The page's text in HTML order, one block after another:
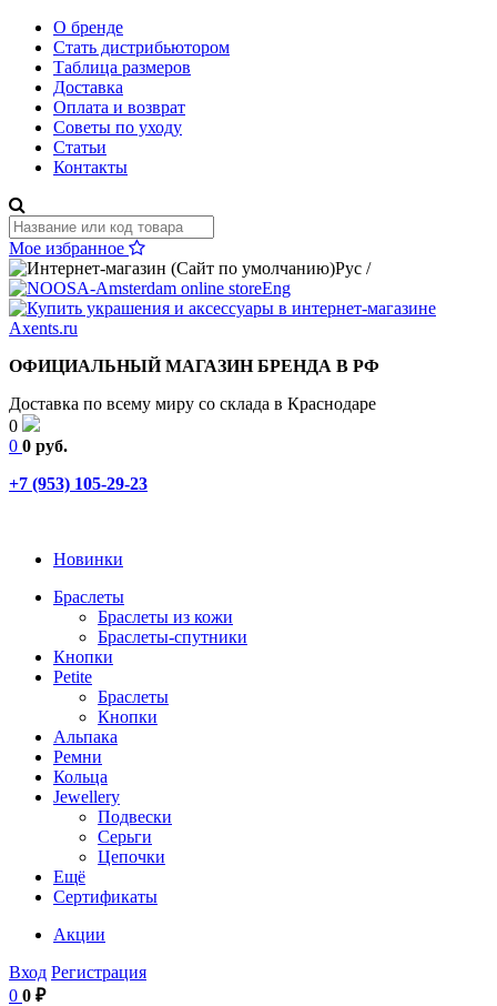
О бренде
Стать дистрибьютором
Таблица размеров
Доставка
Оплата и возврат
Советы по уходу
Статьи
Контакты
Мое избранное
Рус /
Eng
ОФИЦИАЛЬНЫЙ МАГАЗИН БРЕНДА В РФ
Доставка по всему миру со склада в Краснодаре
0
0 0 руб.
+7 (953) 105-29-23
Новинки
Браслеты
Браслеты из кожи
Браслеты-спутники
Кнопки
Petite
Браслеты
Кнопки
Альпака
Ремни
Кольца
Jewellery
Подвески
Серьги
Цепочки
Ещё
Сертификаты
Акции
Вход Регистрация
0 0 ₽